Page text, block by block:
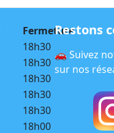
Fermeture
18h30
18h30
18h30
18h30
18h30
18h00
Restons
🚗 Suivez
sur nos